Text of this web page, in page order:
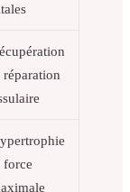
réparation
force